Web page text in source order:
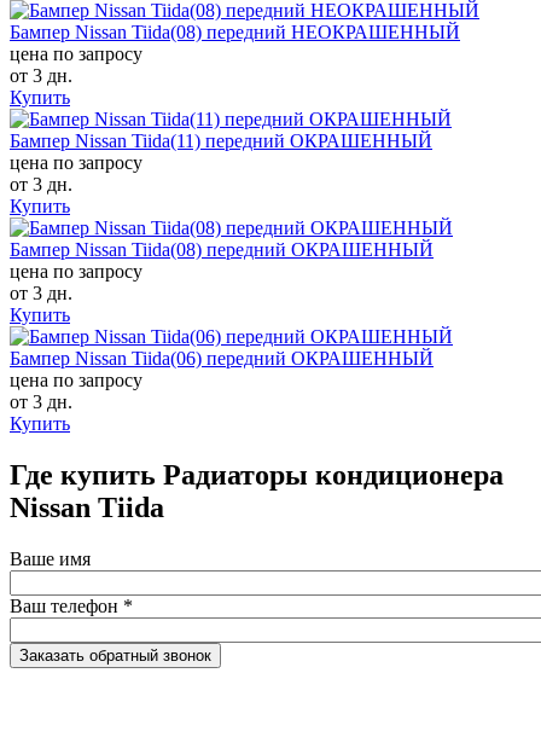
Бампер Nissan Tiida(08) передний НЕОКРАШЕННЫЙ
цена по запросу
от 3 дн.
Купить
Бампер Nissan Tiida(11) передний ОКРАШЕННЫЙ
цена по запросу
от 3 дн.
Купить
Бампер Nissan Tiida(08) передний ОКРАШЕННЫЙ
цена по запросу
от 3 дн.
Купить
Бампер Nissan Tiida(06) передний ОКРАШЕННЫЙ
цена по запросу
от 3 дн.
Купить
Где купить Радиаторы кондиционера
Nissan Tiida
Ваше имя
Ваш телефон *